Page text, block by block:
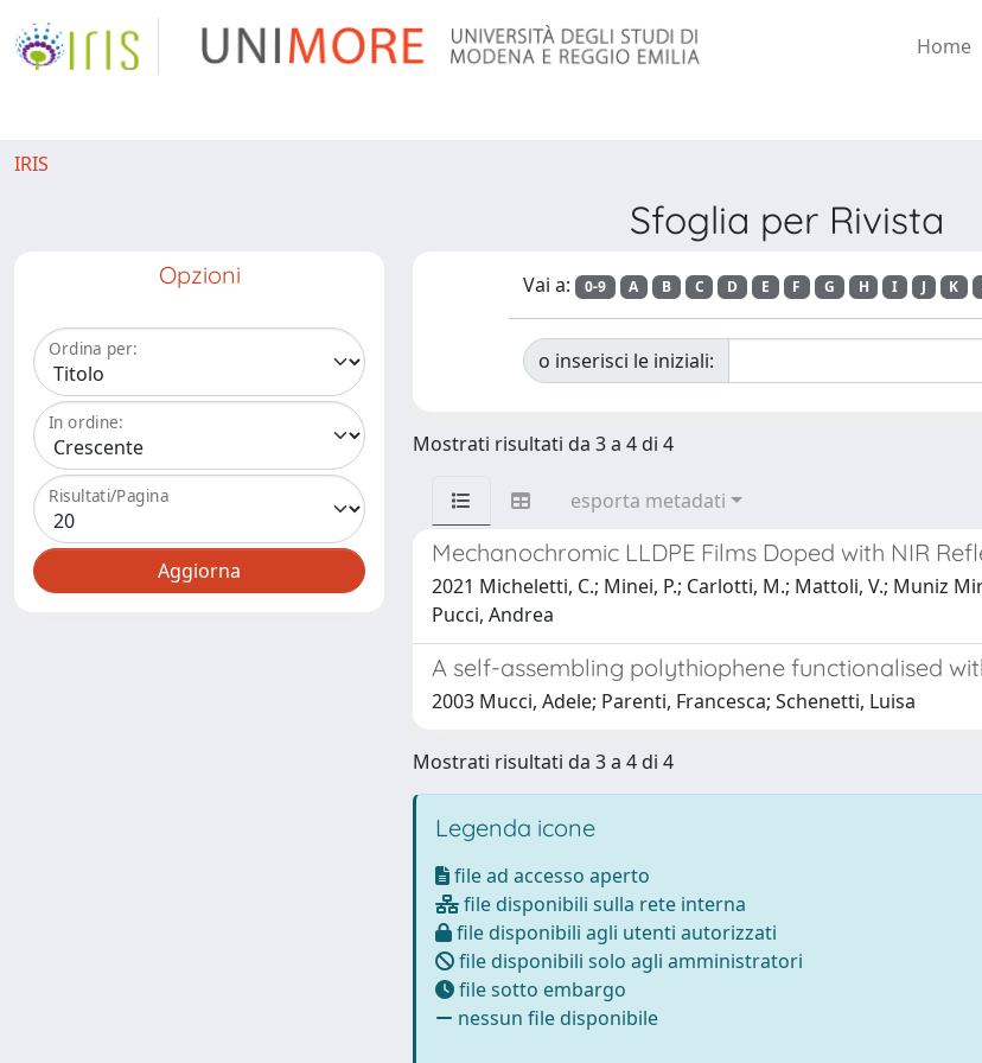
Home
IRIS
Sfoglia per Rivista
Opzioni
Ordina per:
In ordine:
Risultati/Pagina
Vai a: 0-9 A B C D E F G H I J K
o inserisci le iniziali:
Mostrati risultati da 3 a 4 di 4
esporta metadati
Mechanochromic LLDPE Films Doped with NIR
2021 Micheletti, C.; Minei, P.; Carlotti, M.; Mattoli, V.; Muniz
Pucci, Andrea
A self-assembling polythiophene functionalised
2003 Mucci, Adele; Parenti, Francesca; Schenetti, Luisa
Mostrati risultati da 3 a 4 di 4
Legenda icone
file ad accesso aperto
file disponibili sulla rete interna
file disponibili agli utenti autorizzati
file disponibili solo agli amministratori
file sotto embargo
nessun file disponibile